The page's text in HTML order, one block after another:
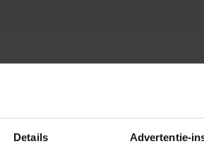
Details Advertentie-